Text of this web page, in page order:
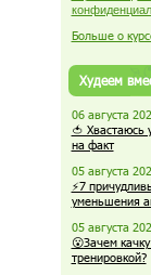
Больше о
Худеем
06 августа
🍅 Хвастаюсь
на факт
05 августа
⚡7
уменьшения
05 августа
😮Зачем
тренировкой?